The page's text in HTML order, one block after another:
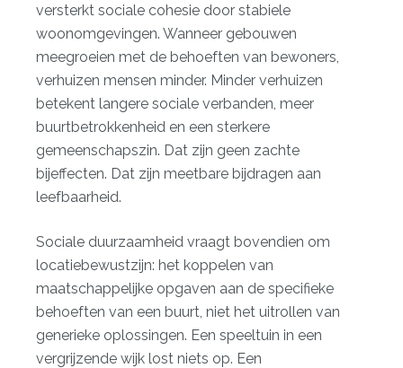
versterkt sociale cohesie door stabiele
woonomgevingen. Wanneer gebouwen
meegroeien met de behoeften van bewoners,
verhuizen mensen minder. Minder verhuizen
betekent langere sociale verbanden, meer
buurtbetrokkenheid en een sterkere
gemeenschapszin. Dat zijn geen zachte
bijeffecten. Dat zijn meetbare bijdragen aan
leefbaarheid.
Sociale duurzaamheid vraagt bovendien om
locatiebewustzijn: het koppelen van
maatschappelijke opgaven aan de specifieke
behoeften van een buurt, niet het uitrollen van
generieke oplossingen. Een speeltuin in een
vergrijzende wijk lost niets op. Een